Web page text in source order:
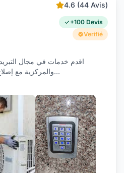
4.6 (44 Avis)
+100 Devis
Verifié
اقدم خدمات في مجال التبريد
والمركزية مع...